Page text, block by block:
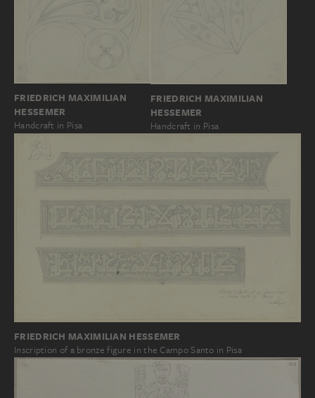
FRIEDRICH MAXIMILIAN
HESSEMER
Handcraft in Pisa
FRIEDRICH MAXIMILIAN
HESSEMER
Handcraft in Pisa
FRIEDRICH MAXIMILIAN HESSEMER
Inscription of a bronze figure in the Campo Santo in Pisa